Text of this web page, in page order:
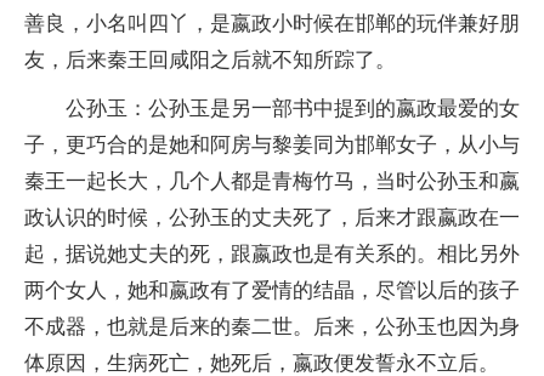
善良，小名叫四丫，是嬴政小时候在邯郸的玩伴兼好朋
友，后来秦王回咸阳之后就不知所踪了。
公孙玉：公孙玉是另一部书中提到的嬴政最爱的女
子，更巧合的是她和阿房与黎姜同为邯郸女子，从小与
秦王一起长大，几个人都是青梅竹马，当时公孙玉和嬴
政认识的时候，公孙玉的丈夫死了，后来才跟嬴政在一
起，据说她丈夫的死，跟嬴政也是有关系的。相比另外
两个女人，她和嬴政有了爱情的结晶，尽管以后的孩子
不成器，也就是后来的秦二世。后来，公孙玉也因为身
体原因，生病死亡，她死后，嬴政便发誓永不立后。